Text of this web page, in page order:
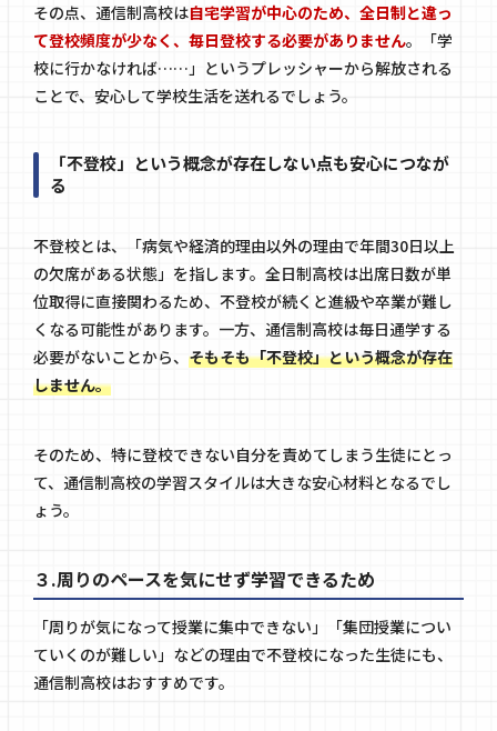
その点、通信制高校は自宅学習が中心のため、全日制と違っ
て登校頻度が少なく、毎日登校する必要がありません。「学
校に行かなければ……」というプレッシャーから解放される
ことで、安心して学校生活を送れるでしょう。
「不登校」という概念が存在しない点も安心につなが
る
不登校とは、「病気や経済的理由以外の理由で年間30日以上
の欠席がある状態」を指します。全日制高校は出席日数が単
位取得に直接関わるため、不登校が続くと進級や卒業が難し
くなる可能性があります。一方、通信制高校は毎日通学する
必要がないことから、 そもそも「不登校」という概念が存在
しません。
そのため、特に登校できない自分を責めてしまう生徒にとっ
て、通信制高校の学習スタイルは大きな安心材料となるでし
ょう。
３.周りのペースを気にせず学習できるため
「周りが気になって授業に集中できない」「集団授業につい
ていくのが難しい」などの理由で不登校になった生徒にも、
通信制高校はおすすめです。